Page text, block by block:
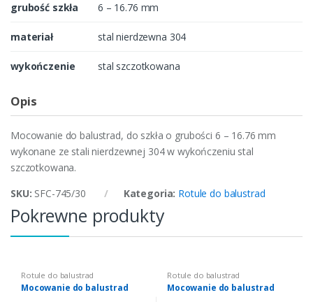
grubość szkła 6 – 16.76 mm
materiał stal nierdzewna 304
wykończenie stal szczotkowana
Opis
Mocowanie do balustrad, do szkła o grubości 6 – 16.76 mm
wykonane ze stali nierdzewnej 304 w wykończeniu stal
szczotkowana.
SKU: SFC-745/30 Kategoria: Rotule do balustrad
Pokrewne produkty
Rotule do balustrad
Mocowanie do balustrad
Rotule do balustrad
Mocowanie do balustrad